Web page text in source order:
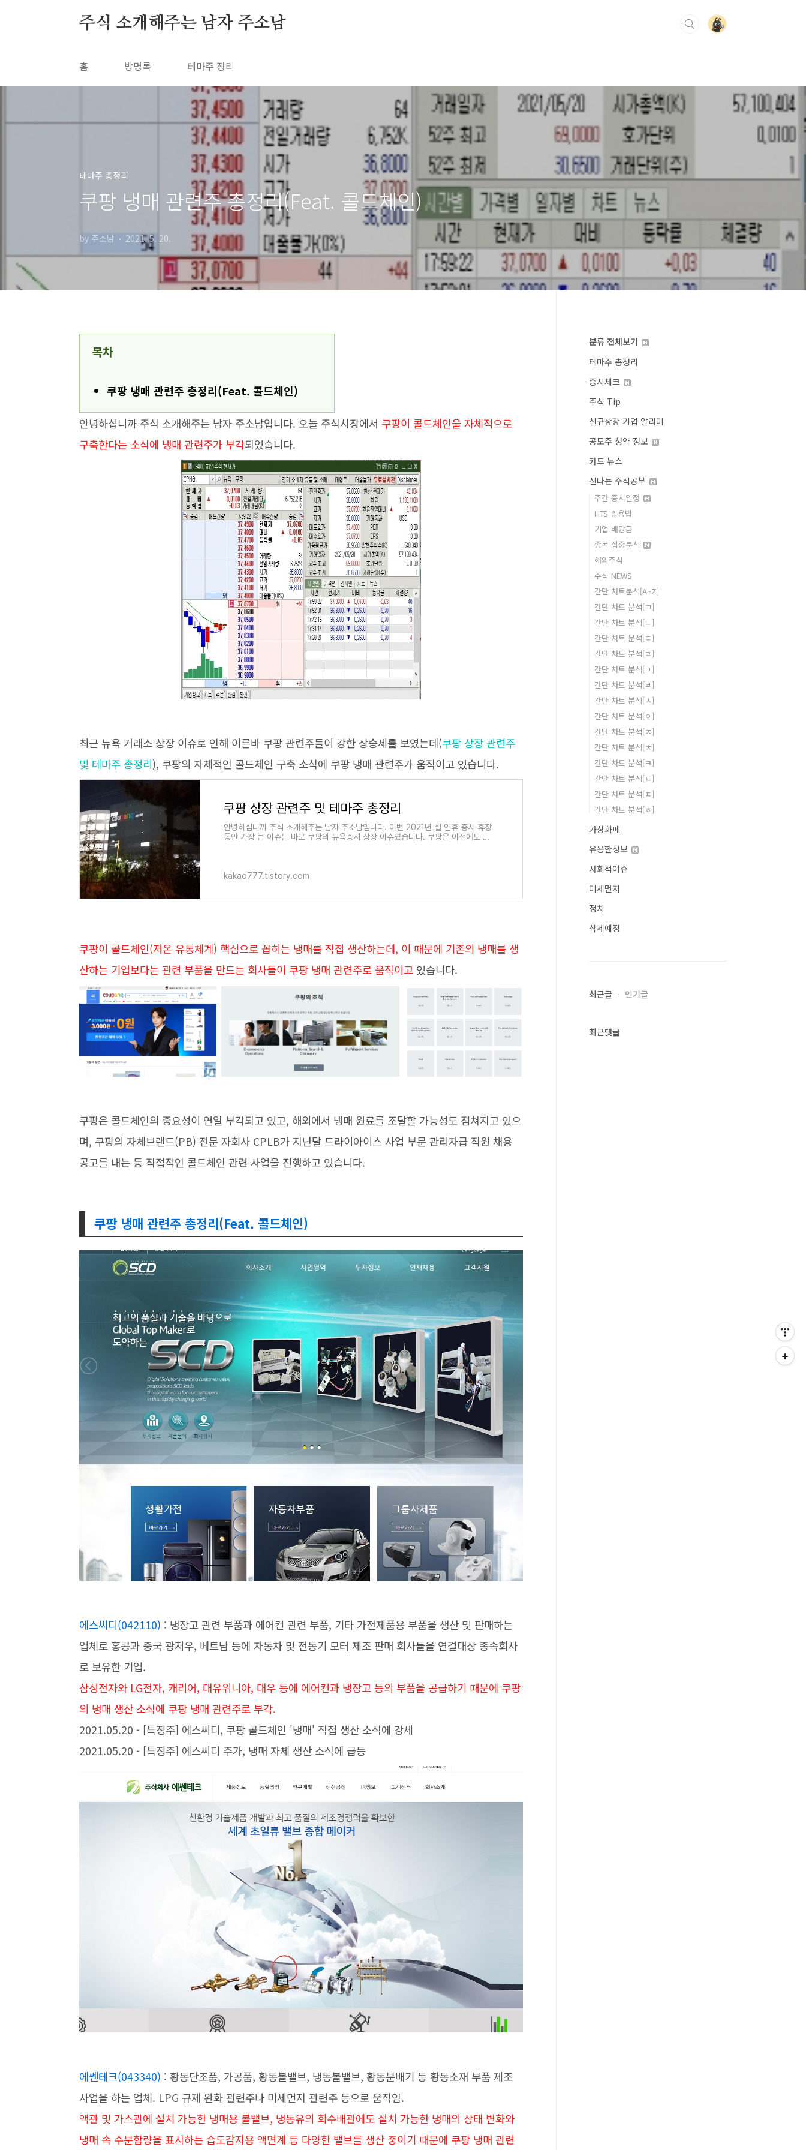
주식 소개해주는 남자 주소남
홈 방명록 테마주 정리
테마주 총정리
쿠팡 냉매 관련주 총정리(Feat. 콜드체인)
by 주소남 2021. 5. 20.
목차
쿠팡 냉매 관련주 총정리(Feat. 콜드체인)
안녕하십니까 주식 소개해주는 남자 주소남입니다. 오늘 주식시장에서 쿠팡이 콜드체인을 자체적으로
구축한다는 소식에 냉매 관련주가 부각되었습니다.
최근 뉴욕 거래소 상장 이슈로 인해 이른바 쿠팡 관련주들이 강한 상승세를 보였는데(쿠팡 상장 관련주
및 테마주 총정리), 쿠팡의 자체적인 콜드체인 구축 소식에 쿠팡 냉매 관련주가 움직이고 있습니다.
쿠팡 상장 관련주 및 테마주 총정리
안녕하십니까 주식 소개해주는 남자 주소남입니다. 이번 2021년 설 연휴 증시 휴장
동안 가장 큰 이슈는 바로 쿠팡의 뉴욕증시 상장 이슈였습니다. 쿠팡은 이전에도 미
kakao777.tistory.com
쿠팡이 콜드체인(저온 유통체계) 핵심으로 꼽히는 냉매를 직접 생산하는데, 이 때문에 기존의 냉매를 생
산하는 기업보다는 관련 부품을 만드는 회사들이 쿠팡 냉매 관련주로 움직이고 있습니다.
쿠팡은 콜드체인의 중요성이 연일 부각되고 있고, 해외에서 냉매 원료를 조달할 가능성도 점쳐지고 있으
며, 쿠팡의 자체브랜드(PB) 전문 자회사 CPLB가 지난달 드라이아이스 사업 부문 관리자급 직원 채용
공고를 내는 등 직접적인 콜드체인 관련 사업을 진행하고 있습니다.
쿠팡 냉매 관련주 총정리(Feat. 콜드체인)
에스씨디(042110) : 냉장고 관련 부품과 에어컨 관련 부품, 기타 가전제품용 부품을 생산 및 판매하는
업체로 홍콩과 중국 광저우, 베트남 등에 자동차 및 전동기 모터 제조 판매 회사들을 연결대상 종속회사
로 보유한 기업.
삼성전자와 LG전자, 캐리어, 대유위니아, 대우 등에 에어컨과 냉장고 등의 부품을 공급하기 때문에 쿠팡
의 냉매 생산 소식에 쿠팡 냉매 관련주로 부각.
2021.05.20 - [특징주] 에스씨디, 쿠팡 콜드체인 '냉매' 직접 생산 소식에 강세
2021.05.20 - [특징주] 에스씨디 주가, 냉매 자체 생산 소식에 급등
에쎈테크(043340) : 황동단조품, 가공품, 황동볼밸브, 냉동볼밸브, 황동분배기 등 황동소재 부품 제조
사업을 하는 업체. LPG 규제 완화 관련주나 미세먼지 관련주 등으로 움직임.
액관 및 가스관에 설치 가능한 냉매용 볼밸브, 냉동유의 회수배관에도 설치 가능한 냉매의 상태 변화와
냉매 속 수분함량을 표시하는 습도감지용 액면계 등 다양한 밸브를 생산 중이기 때문에 쿠팡 냉매 관련
분류 전체보기
테마주 총정리
증시체크
주식 Tip
신규상장 기업 알리미
공모주 청약 정보
카드 뉴스
신나는 주식공부
주간 증시일정
HTS 활용법
기업 배당금
종목 집중분석
해외주식
주식 NEWS
간단 차트분석[A~Z]
간단 차트 분석[ㄱ]
간단 차트 분석[ㄴ]
간단 차트 분석[ㄷ]
간단 차트 분석[ㄹ]
간단 차트 분석[ㅁ]
간단 차트 분석[ㅂ]
간단 차트 분석[ㅅ]
간단 차트 분석[ㅇ]
간단 차트 분석[ㅈ]
간단 차트 분석[ㅊ]
간단 차트 분석[ㅋ]
간단 차트 분석[ㅌ]
간단 차트 분석[ㅍ]
간단 차트 분석[ㅎ]
가상화폐
유용한정보
사회적이슈
미세먼지
정치
삭제예정
최근글 인기글
최근댓글